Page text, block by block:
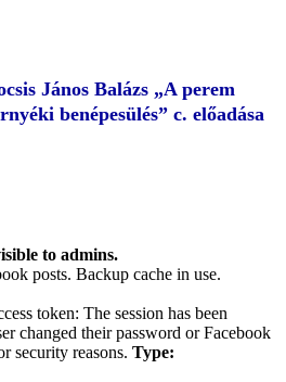
János Balázs „A perem
benépesülés” c. előadása
to admins.
posts. Backup cache in use.
token: The session has been
changed their password or Facebook
security reasons. Type: